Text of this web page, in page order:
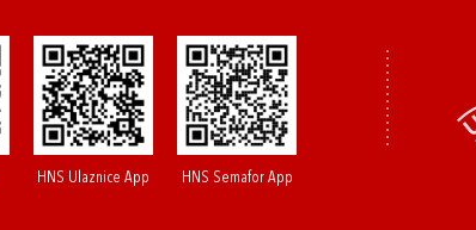
HNS Ulaznice App HNS Semafor App